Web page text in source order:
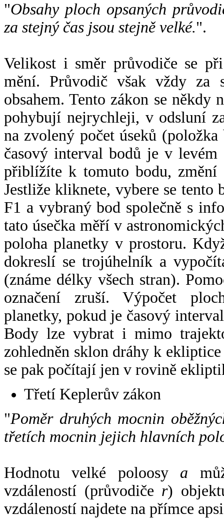
"Obsahy ploch opsaných
za stejný čas jsou stejně velké.".
Velikost i směr průvodiče se
mění. Průvodič však vždy za
obsahem. Tento zákon se někdy
pohybují nejrychleji, v odsluní
na zvolený počet úseků
časový interval bodů je v
přiblížíte k tomuto bodu,
Jestliže kliknete, vybere se tento
F1 a vybraný bod společně s
tato úsečka měří v
poloha planetky v prostoru.
dokreslí se trojúhelník a
(známe délky všech stran).
označení zruší. Výpočet
planetky, pokud je časový
Body lze vybrat i mimo
zohledněn sklon dráhy k
se pak počítají jen v rovině
Třetí Keplerův zákon
"Poměr druhých mocnin
třetích mocnin jejich hlavních
Hodnotu velké poloosy a
vzdáleností (průvodiče r)
vzdáleností najdete na přímce